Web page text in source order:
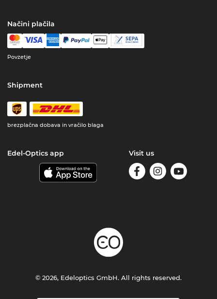
Načini plačila
Povzetje
Shipment
brezplačna dobava in vračilo blaga
Edel-Optics app Visit us
© 2026, Edeloptics GmbH. All rights reserved.